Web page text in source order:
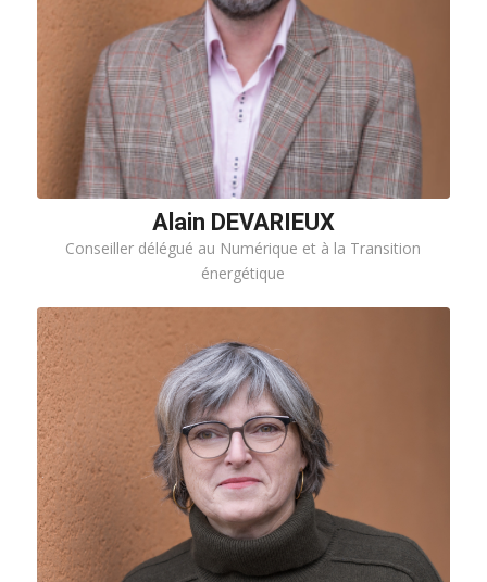
Alain DEVARIEUX
Conseiller délégué au Numérique et à la Transition
énergétique